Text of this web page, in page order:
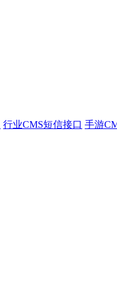
行业CMS短信接口 手游